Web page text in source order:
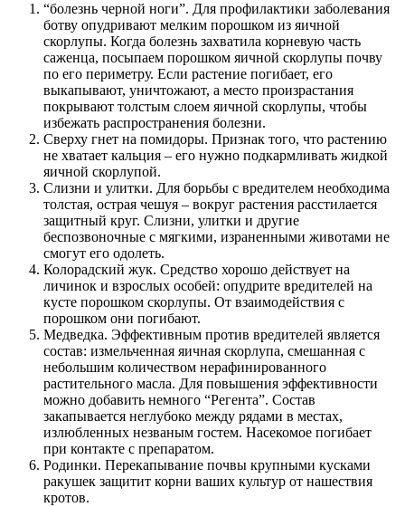
“болезнь черной ноги”. Для профилактики заболевания
ботву опудривают мелким порошком из яичной
скорлупы. Когда болезнь захватила корневую часть
саженца, посыпаем порошком яичной скорлупы почву
по его периметру. Если растение погибает, его
выкапывают, уничтожают, а место произрастания
покрывают толстым слоем яичной скорлупы, чтобы
избежать распространения болезни.
Сверху гнет на помидоры. Признак того, что растению
не хватает кальция – его нужно подкармливать жидкой
яичной скорлупой.
Слизни и улитки. Для борьбы с вредителем необходима
толстая, острая чешуя – вокруг растения расстилается
защитный круг. Слизни, улитки и другие
беспозвоночные с мягкими, израненными животами не
смогут его одолеть.
Колорадский жук. Средство хорошо действует на
личинок и взрослых особей: опудрите вредителей на
кусте порошком скорлупы. От взаимодействия с
порошком они погибают.
Медведка. Эффективным против вредителей является
состав: измельченная яичная скорлупа, смешанная с
небольшим количеством нерафинированного
растительного масла. Для повышения эффективности
можно добавить немного “Регента”. Состав
закапывается неглубоко между рядами в местах,
излюбленных незваным гостем. Насекомое погибает
при контакте с препаратом.
Родинки. Перекапывание почвы крупными кусками
ракушек защитит корни ваших культур от нашествия
кротов.